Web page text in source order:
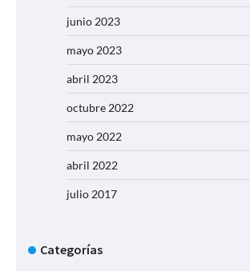
junio 2023
mayo 2023
abril 2023
octubre 2022
mayo 2022
abril 2022
julio 2017
Categorías